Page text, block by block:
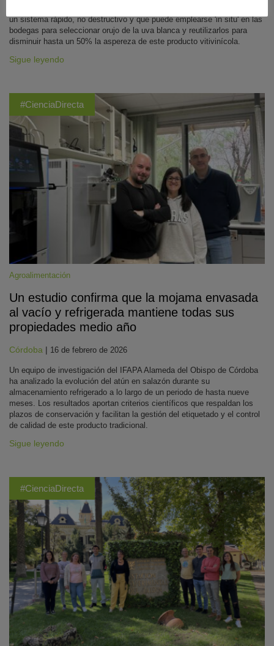
un sistema rápido, no destructivo y que puede emplearse 'in situ' en las
bodegas para seleccionar orujo de la uva blanca y reutilizarlos para
disminuir hasta un 50% la aspereza de este producto vitivinícola.
Sigue leyendo
#CienciaDirecta
Agroalimentación
Un estudio confirma que la mojama envasada
al vacío y refrigerada mantiene todas sus
propiedades medio año
Córdoba | 16 de febrero de 2026
Un equipo de investigación del IFAPA Alameda del Obispo de Córdoba
ha analizado la evolución del atún en salazón durante su
almacenamiento refrigerado a lo largo de un periodo de hasta nueve
meses. Los resultados aportan criterios científicos que respaldan los
plazos de conservación y facilitan la gestión del etiquetado y el control
de calidad de este producto tradicional.
Sigue leyendo
#CienciaDirecta